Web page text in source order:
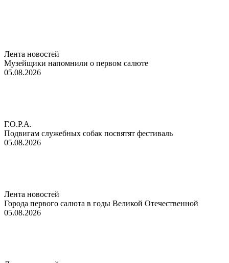
Лента новостей
Музейщики напомнили о первом салюте
05.08.2026
Г.О.Р.А.
Подвигам служебных собак посвятят фестиваль
05.08.2026
Лента новостей
Города первого салюта в годы Великой Отечественной
05.08.2026